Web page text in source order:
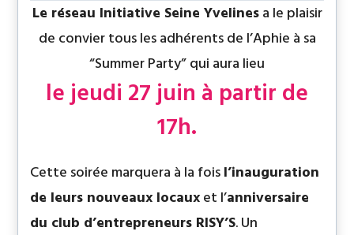
Le réseau Initiative Seine Yvelinesa le plaisir
de convier tous les adhérents de l’Aphie à sa
“Summer Party” qui aura lieu
le jeudi 27 juin à partir de
17h.
Cette soirée marquera à la foisl’inauguration
de leurs nouveaux locauxet l’anniversaire
du club d’entrepreneurs RISY’S. Un